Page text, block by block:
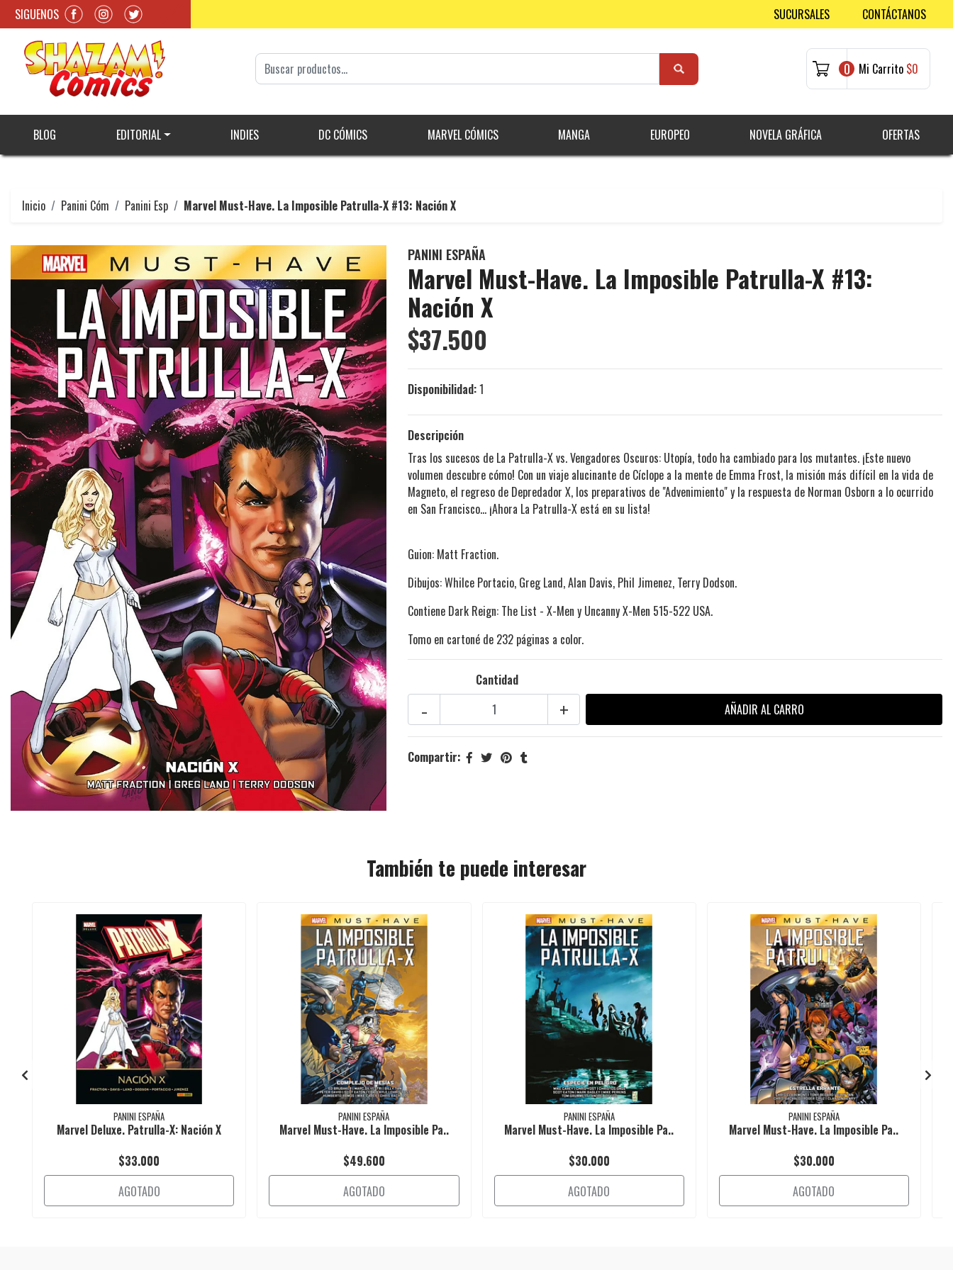
SIGUENOS SUCURSALES CONTÁCTANOS
0 Mi Carrito $0
BLOG EDITORIAL INDIES DC CÓMICS MARVEL CÓMICS MANGA EUROPEO NOVELA GRÁFICA OFERTAS
Inicio Panini Cóm Panini Esp Marvel Must-Have. La Imposible Patrulla-X #13: Nación X
PANINI ESPAÑA
Marvel Must-Have. La Imposible Patrulla-X #13:
Nación X
$37.500
Disponibilidad:1
Descripción
Tras los sucesos de La Patrulla-X vs. Vengadores Oscuros: Utopía, todo ha cambiado para los mutantes. ¡Este nuevo
volumen descubre cómo! Con un viaje alucinante de Cíclope a la mente de Emma Frost, la misión más difícil en la vida de
Magneto, el regreso de Depredador X, los preparativos de "Advenimiento" y la respuesta de Norman Osborn a lo ocurrido
en San Francisco... ¡Ahora La Patrulla-X está en su lista!
Guion: Matt Fraction.
Dibujos: Whilce Portacio, Greg Land, Alan Davis, Phil Jimenez, Terry Dodson.
Contiene Dark Reign: The List - X-Men y Uncanny X-Men 515-522 USA.
Tomo en cartoné de 232 páginas a color.
Cantidad
+
-
Compartir:
También te puede interesar
PANINI ESPAÑA
Marvel Deluxe. Patrulla-X: Nación X
$33.000
AGOTADO
PANINI ESPAÑA
Marvel Must-Have. La Imposible Pa..
$49.600
AGOTADO
PANINI ESPAÑA
Marvel Must-Have. La Imposible Pa..
$30.000
AGOTADO
PANINI ESPAÑA
Marvel Must-Have. La Imposible Pa..
$30.000
AGOTADO